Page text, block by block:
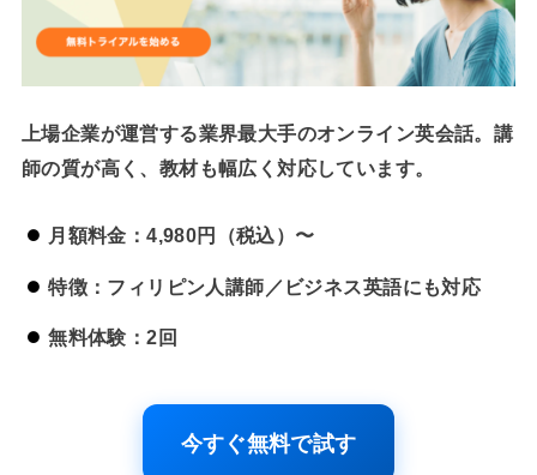
上場企業が運営する業界最大手のオンライン英会話。講
師の質が高く、教材も幅広く対応しています。
月額料金：4,980円（税込）〜
特徴：フィリピン人講師／ビジネス英語にも対応
無料体験：2回
今すぐ無料で試す